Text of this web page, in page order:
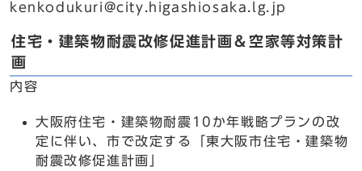
kenkodukuri@city.higashiosaka.lg.jp
住宅・建築物耐震改修促進計画＆空家等対策計
画
内容
大阪府住宅・建築物耐震10か年戦略プランの改
定に伴い、市で改定する「東大阪市住宅・建築物
耐震改修促進計画」